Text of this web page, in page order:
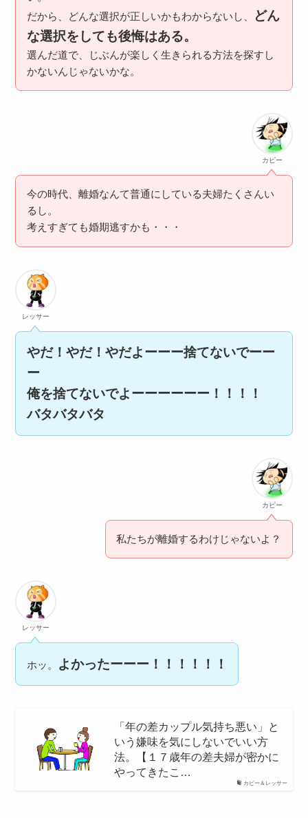
だから、どんな選択が正しいかもわからないし、
どん
な選択をしても後悔はある。
選んだ道で、じぶんが楽しく生きられる方法を探すし
かないんじゃないかな。
カピー
今の時代、離婚なんて普通にしている夫婦たくさんい
るし。
考えすぎても婚期逃すかも・・・
レッサー
やだ！やだ！やだよーーー捨てないでーー
ー
俺を捨てないでよーーーーーー！！！！
バタバタバタ
カピー
私たちが離婚するわけじゃないよ？
レッサー
ホッ。 よかったーーー！！！！！！
カピー＆レッサー
「年の差カップル気持ち悪い」と
いう嫌味を気にしないでいい方
法。【１７歳年の差夫婦が密かに
やってきたこ…